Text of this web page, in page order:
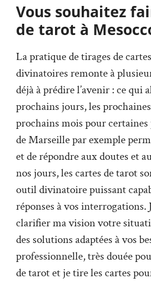
Vous souhaitez
de tarot à
La pratique de tirages de
divinatoires remonte à
déjà à prédire l’avenir : ce qui
prochains jours, les
prochains mois pour
de Marseille par exemple
et de répondre aux doutes et
nos jours, les cartes de tarot
outil divinatoire puissant
réponses à vos interrogations.
clarifier ma vision votre
des solutions adaptées à vos
professionnelle, très douée
de tarot et je tire les cartes